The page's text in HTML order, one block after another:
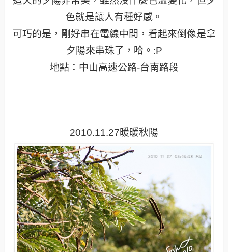
色就是讓人有種好感。
可巧的是，剛好串在電線中間，看起來倒像是拿
夕陽來串珠了，哈。:P
地點：中山高速公路-台南路段
2010.11.27暖暖秋陽